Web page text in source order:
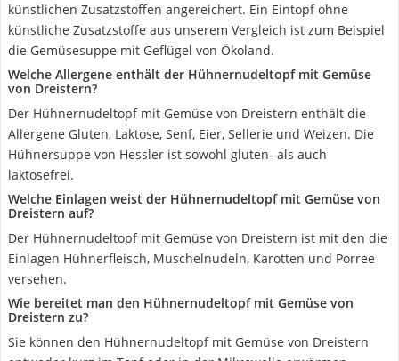
künstlichen Zusatzstoffen angereichert. Ein Eintopf ohne
künstliche Zusatzstoffe aus unserem Vergleich ist zum Beispiel
die Gemüsesuppe mit Geflügel von Ökoland.
Welche Allergene enthält der Hühnernudeltopf mit Gemüse
von Dreistern?
Der Hühnernudeltopf mit Gemüse von Dreistern enthält die
Allergene Gluten, Laktose, Senf, Eier, Sellerie und Weizen. Die
Hühnersuppe von Hessler ist sowohl gluten- als auch
laktosefrei.
Welche Einlagen weist der Hühnernudeltopf mit Gemüse von
Dreistern auf?
Der Hühnernudeltopf mit Gemüse von Dreistern ist mit den die
Einlagen Hühnerfleisch, Muschelnudeln, Karotten und Porree
versehen.
Wie bereitet man den Hühnernudeltopf mit Gemüse von
Dreistern zu?
Sie können den Hühnernudeltopf mit Gemüse von Dreistern